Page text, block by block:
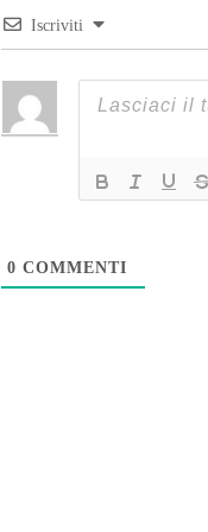
Iscriviti
0 COMMENTI